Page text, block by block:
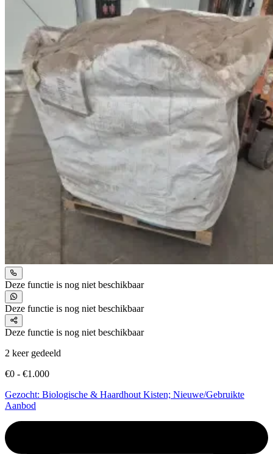
Deze functie is nog niet beschikbaar
Deze functie is nog niet beschikbaar
Deze functie is nog niet beschikbaar
2 keer gedeeld
€0 - €1.000
Gezocht: Biologische & Haardhout Kisten; Nieuwe/Gebruikte
Aanbod